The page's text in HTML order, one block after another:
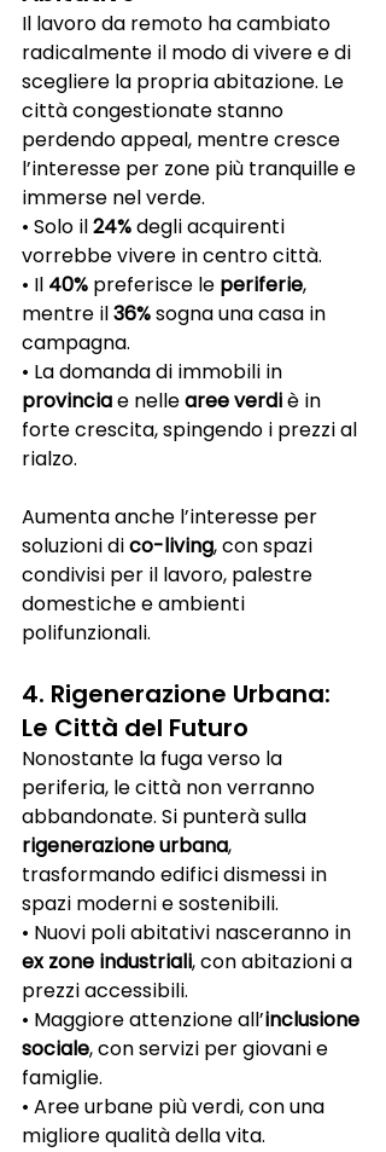
Il lavoro da remoto ha cambiato
radicalmente il modo di vivere e di
scegliere la propria abitazione. Le
città congestionate stanno
perdendo appeal, mentre cresce
l’interesse per zone più tranquille e
immerse nel verde.
• Solo il 24% degli acquirenti
vorrebbe vivere in centro città.
• Il 40% preferisce le periferie,
mentre il 36% sogna una casa in
campagna.
• La domanda di immobili in
provincia e nelle aree verdi è in
forte crescita, spingendo i prezzi al
rialzo.
Aumenta anche l’interesse per
soluzioni di co-living, con spazi
condivisi per il lavoro, palestre
domestiche e ambienti
polifunzionali.
4. Rigenerazione Urbana:
Le Città del Futuro
Nonostante la fuga verso la
periferia, le città non verranno
abbandonate. Si punterà sulla
rigenerazione urbana,
trasformando edifici dismessi in
spazi moderni e sostenibili.
• Nuovi poli abitativi nasceranno in
ex zone industriali, con abitazioni a
prezzi accessibili.
• Maggiore attenzione all’inclusione
sociale, con servizi per giovani e
famiglie.
• Aree urbane più verdi, con una
migliore qualità della vita.